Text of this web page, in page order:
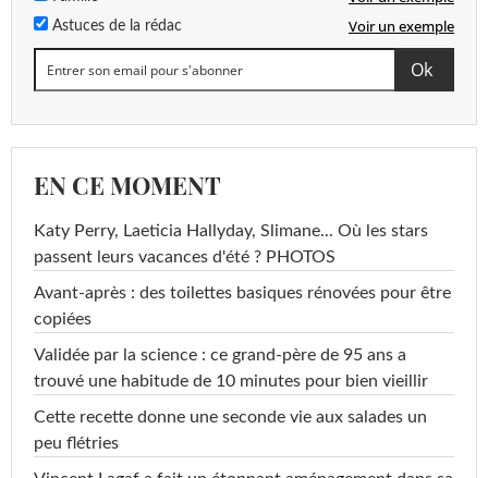
Astuces de la rédac Voir un exemple
EN CE MOMENT
Katy Perry, Laeticia Hallyday, Slimane... Où les stars
passent leurs vacances d'été ? PHOTOS
Avant-après : des toilettes basiques rénovées pour être
copiées
Validée par la science : ce grand-père de 95 ans a
trouvé une habitude de 10 minutes pour bien vieillir
Cette recette donne une seconde vie aux salades un
peu flétries